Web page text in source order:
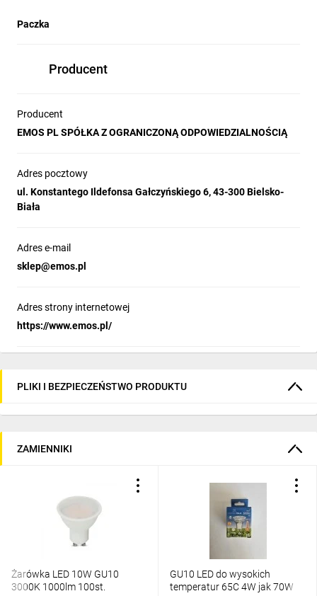
Paczka
Producent
Producent
EMOS PL SPÓŁKA Z OGRANICZONĄ ODPOWIEDZIALNOŚCIĄ
Adres pocztowy
ul. Konstantego Ildefonsa Gałczyńskiego 6, 43-300 Bielsko-
Biała
Adres e-mail
sklep@emos.pl
Adres strony internetowej
https://www.emos.pl/
PLIKI I BEZPIECZEŃSTWO PRODUKTU
ZAMIENNIKI
Żarówka LED 10W GU10
3000K 1000lm 100st.
GU10 LED do wysokich
temperatur 65C 4W jak 70W